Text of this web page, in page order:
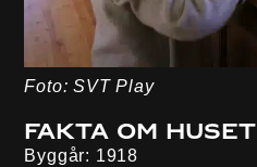
Foto: SVT Play
Fakta om huset
Byggår: 1918